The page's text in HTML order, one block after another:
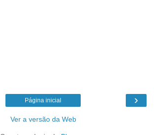
›
Página inicial
Ver a versão da Web